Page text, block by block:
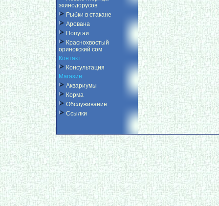
эхинодорусов
Рыбки в стакане
Арована
Попугаи
Краснохвостый
оринокский сом
Контакт
Консультация
Магазин
Аквариумы
Корма
Обслуживание
Ссылки